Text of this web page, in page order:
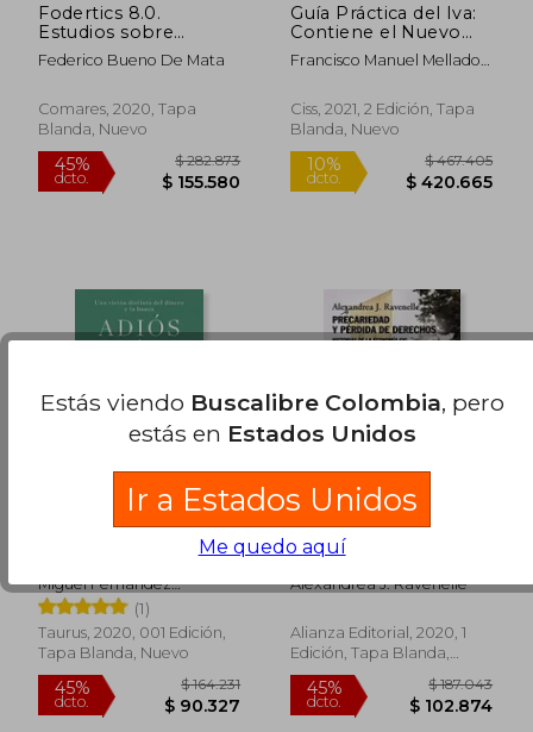
dcto. $ 126.707 dcto. $
Fodertics 8.0.
Estudios sobre
tecnologías
disruptivas y justicia
Federico Bueno De Mata
Comares, 2020, Tapa
Blanda, Nuevo
45%
dcto. $ 155.580
Guía Práctica del Iva:
Contiene el Nuevo
Régimen del
Comercio Electrónico
Francisco Manuel Mellado
Rodr&Iacute;Guez Vegazo
Ciss, 2021, 2 Edición, Tapa
Blanda, Nuevo
10%
dcto. $
Adiós a los Bancos
Miguel Fernández
Ordoñez
(1)
Taurus, 2020, 001 Edición,
Tapa Blanda, Nuevo
Precariedad y Pérdida
de Derechos:
Economía gig
Alexandrea J. Ravenelle
Alianza Editorial, 2020, 1
Edición, Tapa Blanda,
Nuevo
Estás viendo Buscalibre Colombia, pero
estás en Estados Unidos
Ir a Estados Unidos
Me quedo aquí